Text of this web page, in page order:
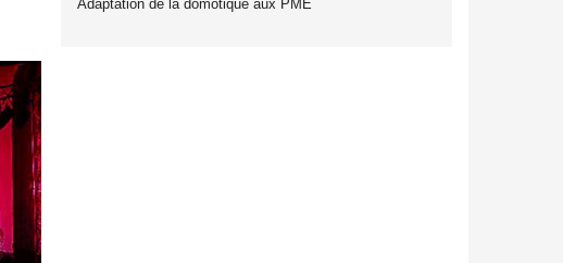
Adaptation de la domotique aux PME